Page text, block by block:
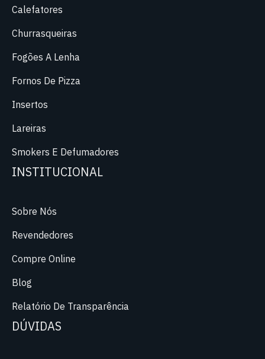
Calefatores
Churrasqueiras
Fogões A Lenha
Fornos De Pizza
Insertos
Lareiras
Smokers E Defumadores
INSTITUCIONAL
Sobre Nós
Revendedores
Compre Online
Blog
Relatório De Transparência
DÚVIDAS